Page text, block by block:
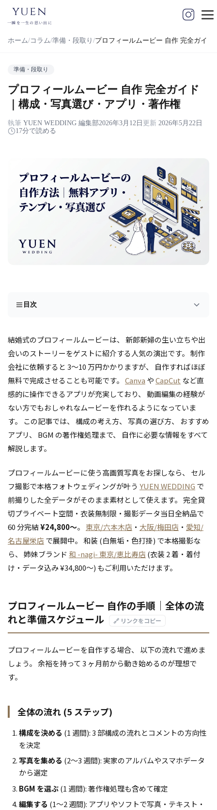
yuen
一瞬を一生の思い出に
ホーム コラム 準備・段取り プロフィールムービー 自作 完全ガイ
準備・段取り
プロフィールムービー 自作 完全ガイド
｜構成・写真選び・アプリ・著作権
執筆 YUEN WEDDING 編集部2026年3月12日 更新 2026年5月22日
17分で読める
目次
結婚式のプロフィールムービーは、 新郎新婦の生い立ちや出
会いのストーリーをゲストに紹介する人気の演出です。 制作
会社に依頼すると 3〜10 万円かかりますが、 自作すればほぼ
無料で完成させることも可能です。 Canva やCapCut など直
感的に操作できるアプリが充実しており、 動画編集の経験が
ない方でもおしゃれなムービーを作れるようになっていま
す。 この記事では、 構成の考え方、 写真の選び方、 おすすめ
アプリ、 BGM の著作権処理まで、 自作に必要な情報をすべて
解説します。
プロフィールムービーに使う高画質写真をお探しなら、 セル
フ撮影で本格フォトウェディングが叶う YUEN WEDDING で
前撮りした全データがそのまま素材として使えます。 完全貸
切プライベート空間・衣装無制限・撮影データ当日全納品で
60 分完結¥24,800〜。 東京/六本木店 ・ 大阪/梅田店 ・ 愛知/
名古屋栄店 で展開中。 和装 (白無垢・色打掛) で本格撮影な
ら、 姉妹ブランド 和 -nagi- 東京/恵比寿店 (衣装 2 着・着付
け・データ込み ¥34,800〜) もご利用いただけます。
プロフィールムービー 自作の手順｜全体の流
れと準備スケジュール
🔗 リンクをコピー
プロフィールムービーを自作する場合、 以下の流れで進めま
しょう。 余裕を持って 3 ヶ月前から動き始めるのが理想で
す。
全体の流れ (5 ステップ)
構成を決める (1 週間): 3 部構成の流れとコメントの方向性
を決定
写真を集める (2〜3 週間): 実家のアルバムやスマホデータ
から選定
BGM を選ぶ(1 週間): 著作権処理も含めて確定
編集する (1〜2 週間): アプリやソフトで写真・テキスト・